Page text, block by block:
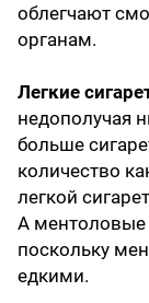
облегчают
органам.
Легкие
недополучая
больше
количество
легкой
А ментоловые
поскольку
едкими.